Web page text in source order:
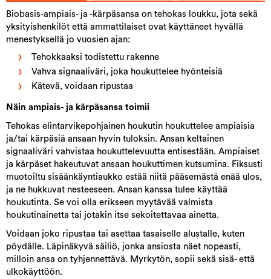
Biobasis-ampiais- ja -kärpäsansa on tehokas loukku, jota sekä
yksityishenkilöt että ammattilaiset ovat käyttäneet hyvällä
menestyksellä jo vuosien ajan:
Tehokkaaksi todistettu rakenne
Vahva signaaliväri, joka houkuttelee hyönteisiä
Kätevä, voidaan ripustaa
Näin ampiais- ja kärpäsansa toimii
Tehokas elintarvikepohjainen houkutin houkuttelee ampiaisia
ja/tai kärpäsiä ansaan hyvin tuloksin. Ansan keltainen
signaaliväri vahvistaa houkuttelevuutta entisestään. Ampiaiset
ja kärpäset hakeutuvat ansaan houkuttimen kutsumina. Fiksusti
muotoiltu sisäänkäyntiaukko estää niitä pääsemästä enää ulos,
ja ne hukkuvat nesteeseen. Ansan kanssa tulee käyttää
houkutinta. Se voi olla erikseen myytävää valmista
houkutinainetta tai jotakin itse sekoitettavaa ainetta.
Voidaan joko ripustaa tai asettaa tasaiselle alustalle, kuten
pöydälle. Läpinäkyvä säiliö, jonka ansiosta näet nopeasti,
milloin ansa on tyhjennettävä. Myrkytön, sopii sekä sisä- että
ulkokäyttöön.